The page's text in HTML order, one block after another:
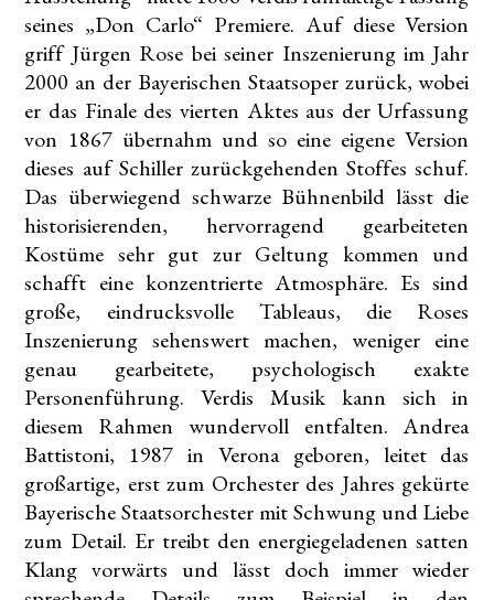
seines „Don Carlo“ Premiere. Auf diese Version
griff Jürgen Rose bei seiner Inszenierung im Jahr
2000 an der Bayerischen Staatsoper zurück, wobei
er das Finale des vierten Aktes aus der Urfassung
von 1867 übernahm und so eine eigene Version
dieses auf Schiller zurückgehenden Stoffes schuf.
Das überwiegend schwarze Bühnenbild lässt die
historisierenden, hervorragend gearbeiteten
Kostüme sehr gut zur Geltung kommen und
schafft eine konzentrierte Atmosphäre. Es sind
große, eindrucksvolle Tableaus, die Roses
Inszenierung sehenswert machen, weniger eine
genau gearbeitete, psychologisch exakte
Personenführung. Verdis Musik kann sich in
diesem Rahmen wundervoll entfalten. Andrea
Battistoni, 1987 in Verona geboren, leitet das
großartige, erst zum Orchester des Jahres gekürte
Bayerische Staatsorchester mit Schwung und Liebe
zum Detail. Er treibt den energiegeladenen satten
Klang vorwärts und lässt doch immer wieder